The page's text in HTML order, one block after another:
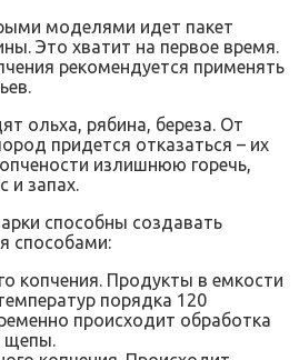
моделями идет пакет
Это хватит на первое время.
рекомендуется применять
ольха, рябина, береза. От
придется отказаться – их
излишнюю горечь,
и запах.
способны создавать
способами:
копчения. Продукты в емкости
порядка 120
происходит обработка